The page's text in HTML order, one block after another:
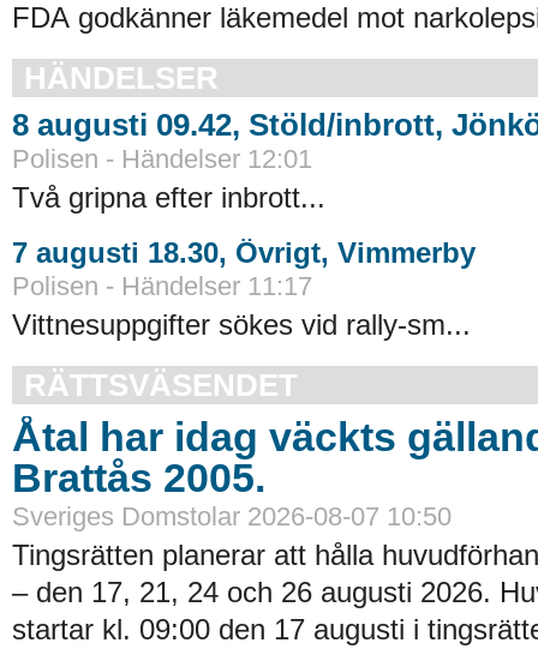
FDA godkänner läkemedel mot
HÄNDELSER
8 augusti 09.42, Stöld/inbrott,
Polisen - Händelser 12:01
Två gripna efter inbrott...
7 augusti 18.30, Övrigt, Vimmerby
Polisen - Händelser 11:17
Vittnesuppgifter sökes vid rally-sm...
RÄTTSVÄSENDET
Åtal har idag väckts
Brattås 2005.
Sveriges Domstolar 2026-08-07 10:50
Tingsrätten planerar att hålla
– den 17, 21, 24 och 26 augusti 2026.
startar kl. 09:00 den 17 augusti i